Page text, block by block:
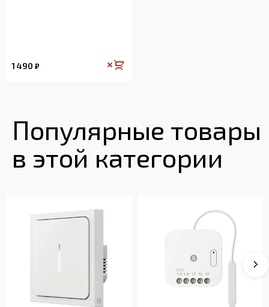
1 490 ₽
Популярные товары
в этой категории